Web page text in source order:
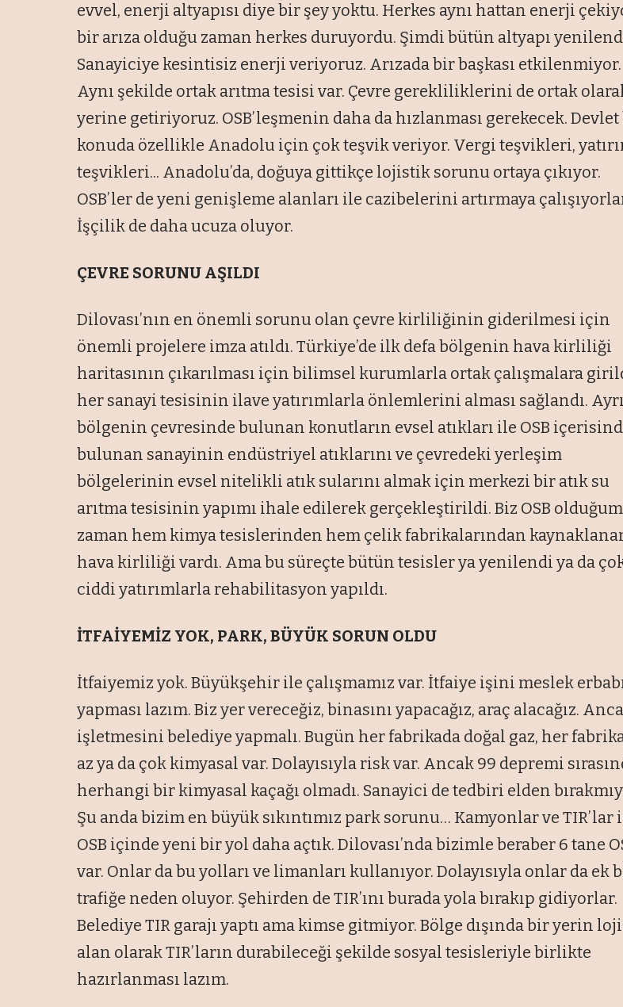
evvel, enerji altyapısı diye bir şey yoktu. Herkes aynı hattan enerji
bir arıza olduğu zaman herkes duruyordu. Şimdi bütün altyapı
Sanayiciye kesintisiz enerji veriyoruz. Arızada bir başkası etkilenmiyor.
Aynı şekilde ortak arıtma tesisi var. Çevre gerekliliklerini de ortak
yerine getiriyoruz. OSB’leşmenin daha da hızlanması gerekecek. Devlet
konuda özellikle Anadolu için çok teşvik veriyor. Vergi teşvikleri,
teşvikleri... Anadolu’da, doğuya gittikçe lojistik sorunu ortaya çıkıyor.
OSB’ler de yeni genişleme alanları ile cazibelerini artırmaya
İşçilik de daha ucuza oluyor.
ÇEVRE SORUNU AŞILDI
Dilovası’nın en önemli sorunu olan çevre kirliliğinin giderilmesi için
önemli projelere imza atıldı. Türkiye’de ilk defa bölgenin hava kirliliği
haritasının çıkarılması için bilimsel kurumlarla ortak çalışmalara
her sanayi tesisinin ilave yatırımlarla önlemlerini alması sağlandı.
bölgenin çevresinde bulunan konutların evsel atıkları ile OSB
bulunan sanayinin endüstriyel atıklarını ve çevredeki yerleşim
bölgelerinin evsel nitelikli atık sularını almak için merkezi bir atık su
arıtma tesisinin yapımı ihale edilerek gerçekleştirildi. Biz OSB
zaman hem kimya tesislerinden hem çelik fabrikalarından
hava kirliliği vardı. Ama bu süreçte bütün tesisler ya yenilendi ya da
ciddi yatırımlarla rehabilitasyon yapıldı.
İTFAİYEMİZ YOK, PARK, BÜYÜK SORUN OLDU
İtfaiyemiz yok. Büyükşehir ile çalışmamız var. İtfaiye işini meslek
yapması lazım. Biz yer vereceğiz, binasını yapacağız, araç alacağız.
işletmesini belediye yapmalı. Bugün her fabrikada doğal gaz, her
az ya da çok kimyasal var. Dolayısıyla risk var. Ancak 99 depremi
herhangi bir kimyasal kaçağı olmadı. Sanayici de tedbiri elden
Şu anda bizim en büyük sıkıntımız park sorunu… Kamyonlar ve TIR’lar
OSB içinde yeni bir yol daha açtık. Dilovası’nda bizimle beraber 6 tane
var. Onlar da bu yolları ve limanları kullanıyor. Dolayısıyla onlar da ek
trafiğe neden oluyor. Şehirden de TIR’ını burada yola bırakıp gidiyorlar.
Belediye TIR garajı yaptı ama kimse gitmiyor. Bölge dışında bir yerin
alan olarak TIR’ların durabileceği şekilde sosyal tesisleriyle birlikte
hazırlanması lazım.